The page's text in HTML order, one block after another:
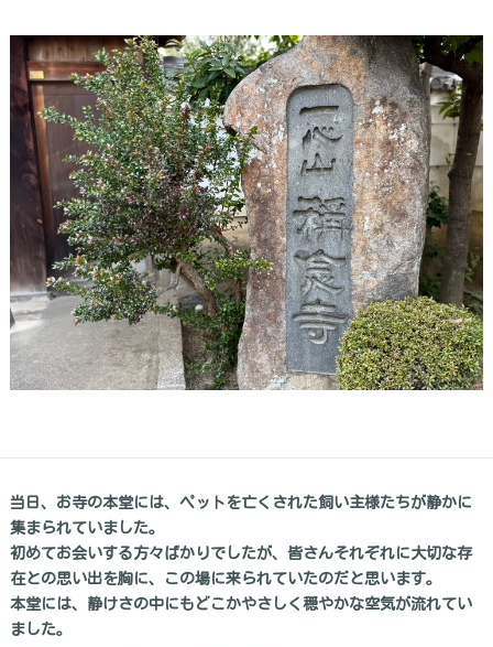
当日、お寺の本堂には、ペットを亡くされた飼い主様たちが静かに
集まられていました。
初めてお会いする方々ばかりでしたが、皆さんそれぞれに大切な存
在との思い出を胸に、この場に来られていたのだと思います。
本堂には、静けさの中にもどこかやさしく穏やかな空気が流れてい
ました。